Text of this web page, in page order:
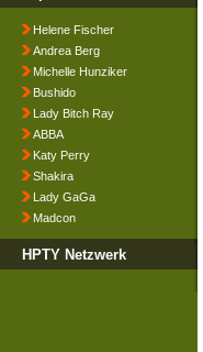
Helene Fischer
Andrea Berg
Michelle Hunziker
Bushido
Lady Bitch Ray
ABBA
Katy Perry
Shakira
Lady GaGa
Madcon
HPTY Netzwerk